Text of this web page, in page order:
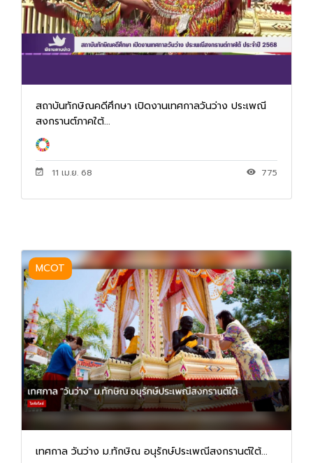
สถาบันทักษิณคดีศึกษา เปิดงานเทศกาลวันว่าง ประเพณี
สงกรานต์ภาคใต้...
11 เม.ย. 68 775
MCOT
เทศกาล วันว่าง ม.ทักษิณ อนุรักษ์ประเพณีสงกรานต์ใต้...